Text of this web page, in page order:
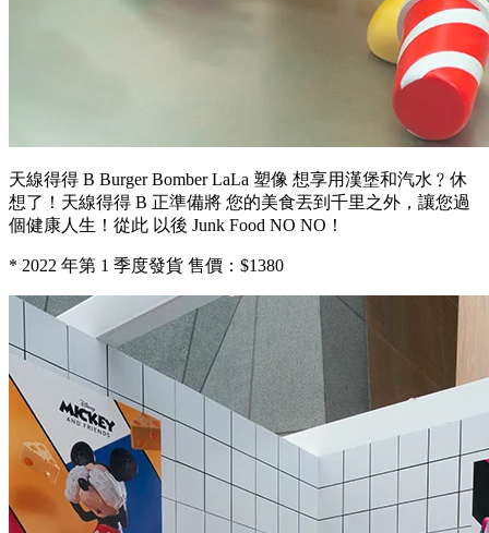
天線得得 B Burger Bomber LaLa 塑像 想享用漢堡和汽水﹖休
想了！天線得得 B 正準備將 您的美食丟到千里之外，讓您過
個健康人生！從此 以後 Junk Food NO NO！
* 2022 年第 1 季度發貨 售價：$1380